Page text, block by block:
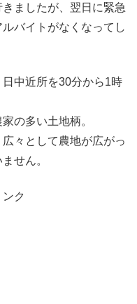
ましたが、翌日に緊急
バイトがなくなってし
中近所を30分から1時
の多い土地柄。
々として農地が広がっ
せん。
ク